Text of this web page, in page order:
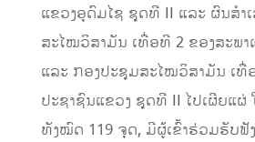
ແຂວງອຸດົມໄຊ ຊຸດທີ II ແລະ ຜົນສໍາ
ສະໄໝວິສາມັນ ເທື່ອທີ 2 ຂອງສະພ
ແລະ ກອງປະຊຸມສະໄໝວິສາມັນ ເທື່
ປະຊາຊົນແຂວງ ຊຸດທີ II ໄປເຜີຍແຜ່
ທັງໝົດ 119 ຈຸດ, ມີຜູ້ເຂົ້າຮ່ວມຮັບຟັ